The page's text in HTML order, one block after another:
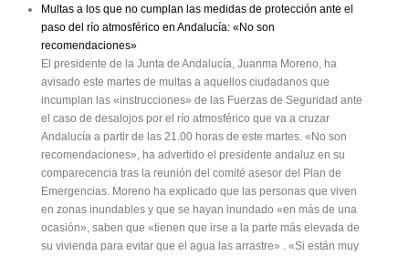
Multas a los que no cumplan las medidas de protección ante el
paso del río atmosférico en Andalucía: «No son
recomendaciones»
El presidente de la Junta de Andalucía, Juanma Moreno, ha
avisado este martes de multas a aquellos ciudadanos que
incumplan las «instrucciones» de las Fuerzas de Seguridad ante
el caso de desalojos por el río atmosférico que va a cruzar
Andalucía a partir de las 21.00 horas de este martes. «No son
recomendaciones», ha advertido el presidente andaluz en su
comparecencia tras la reunión del comité asesor del Plan de
Emergencias. Moreno ha explicado que las personas que viven
en zonas inundables y que se hayan inundado «en más de una
ocasión», saben que «tienen que irse a la parte más elevada de
su vivienda para evitar que el agua las arrastre» . «Si están muy